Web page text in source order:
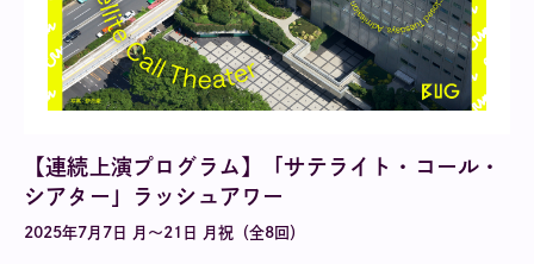
【連続上演プログラム】「サテライト・コール・
シアター」ラッシュアワー
2025年7月7日 月〜21日 月祝（全8回）